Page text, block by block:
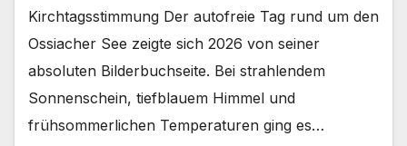
Kirchtagsstimmung Der autofreie Tag rund um den
Ossiacher See zeigte sich 2026 von seiner
absoluten Bilderbuchseite. Bei strahlendem
Sonnenschein, tiefblauem Himmel und
frühsommerlichen Temperaturen ging es…